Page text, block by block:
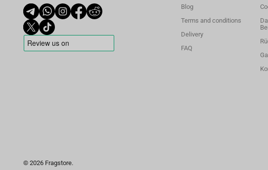
Blog
Terms and conditions
Delivery
FAQ
© 2026 Fragstore.